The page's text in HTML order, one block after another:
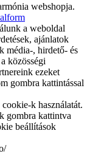
webshopja.
a weboldal
ajánlatok
média-, hirdető- és
közösségi
ezeket
gombra kattintással
k használatát.
gombra kattintva
beállítások